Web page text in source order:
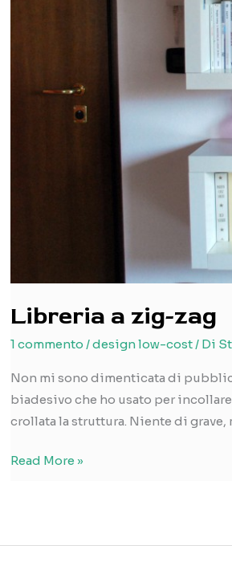
Libreria a zig-zag
1 commento /design low-cost / Di
Non mi sono dimenticata di
biadesivo che ho usato per
crollata la struttura. Niente di grave,
Libreria
Read More »